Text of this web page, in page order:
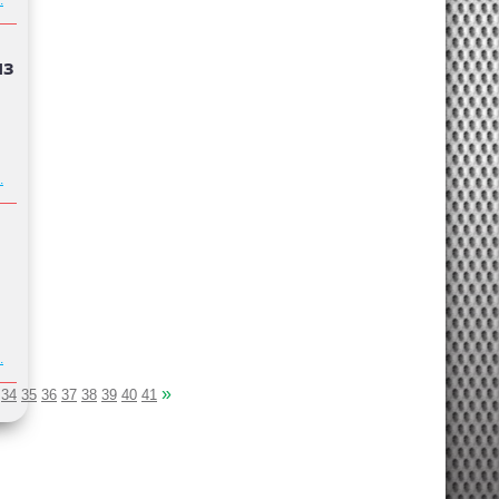
34 35 36 37 38 39 40 41 »